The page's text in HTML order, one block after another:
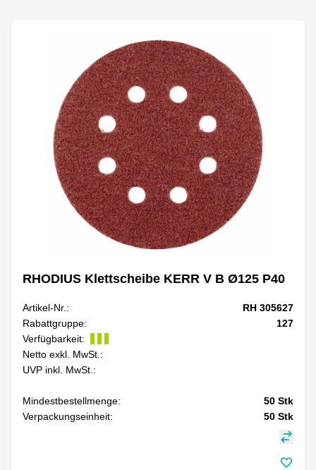
RHODIUS Klettscheibe KERR V B Ø125 P40
Artikel-Nr.:
RH 305627
Rabattgruppe:
127
Verfügbarkeit:
Netto exkl. MwSt.:
UVP inkl. MwSt.:
Mindestbestellmenge: 50 Stk
Verpackungseinheit:
50 Stk